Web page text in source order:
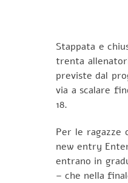
Stappata e
trenta
previste dal
via a scalare
18.
Per le ragazze
new entry
entrano in
– che nella